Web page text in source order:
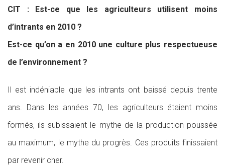
CIT : Est-ce que les agriculteurs utilisent moins
d’intrants en 2010 ?
Est-ce qu’on a en 2010 une culture plus respectueuse
de l’environnement ?
Il est indéniable que les intrants ont baissé depuis trente
ans. Dans les années 70, les agriculteurs étaient moins
formés, ils subissaient le mythe de la production poussée
au maximum, le mythe du progrès. Ces produits finissaient
par revenir cher.